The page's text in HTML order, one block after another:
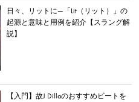
日々、リットに—「Lit（リット）」の
起源と意味と用例を紹介【スラング解
説】
【入門】故J Dillaのおすすめビートを